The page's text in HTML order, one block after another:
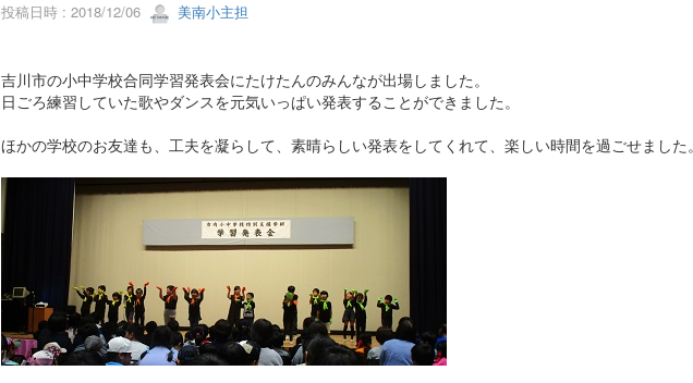
投稿日時 : 2018/12/06 美南小主担
吉川市の小中学校合同学習発表会にたけたんのみんなが出場しました。
日ごろ練習していた歌やダンスを元気いっぱい発表することができました。
ほかの学校のお友達も、工夫を凝らして、素晴らしい発表をしてくれて、楽しい時間を過ごせました。